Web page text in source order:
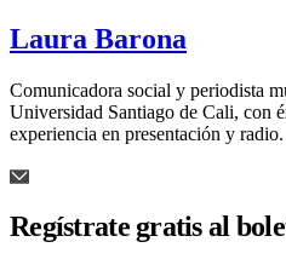
Laura Barona
Comunicadora social y periodista
Universidad Santiago de Cali, con
experiencia en presentación y radio.
Regístrate gratis al